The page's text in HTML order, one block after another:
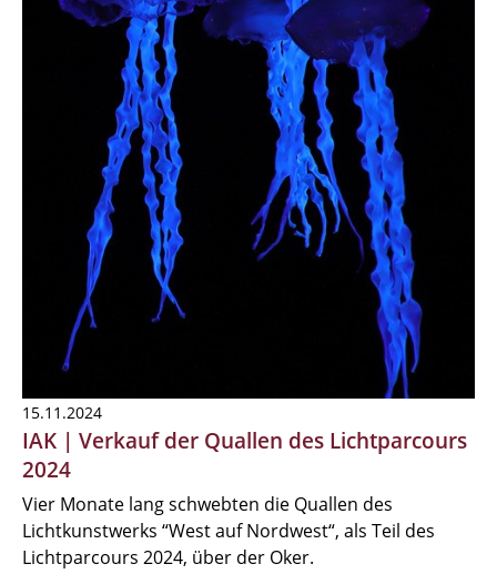
15.11.2024
IAK | Verkauf der Quallen des Lichtparcours
2024
Vier Monate lang schwebten die Quallen des
Lichtkunstwerks “West auf Nordwest“, als Teil des
Lichtparcours 2024, über der Oker.